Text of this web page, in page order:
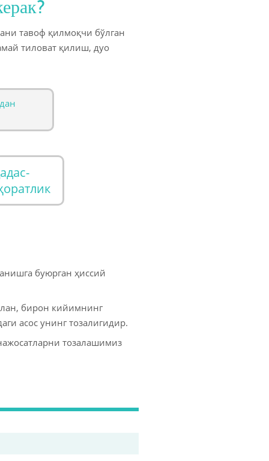
тавоф қилмоқчи бўлган
тиловат қилиш, дуо
буюрган ҳиссий
бирон кийимнинг
асос унинг тозалигидир.
тозалашимиз